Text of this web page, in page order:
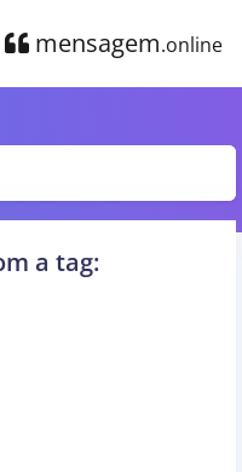
mensagem.online
a tag: